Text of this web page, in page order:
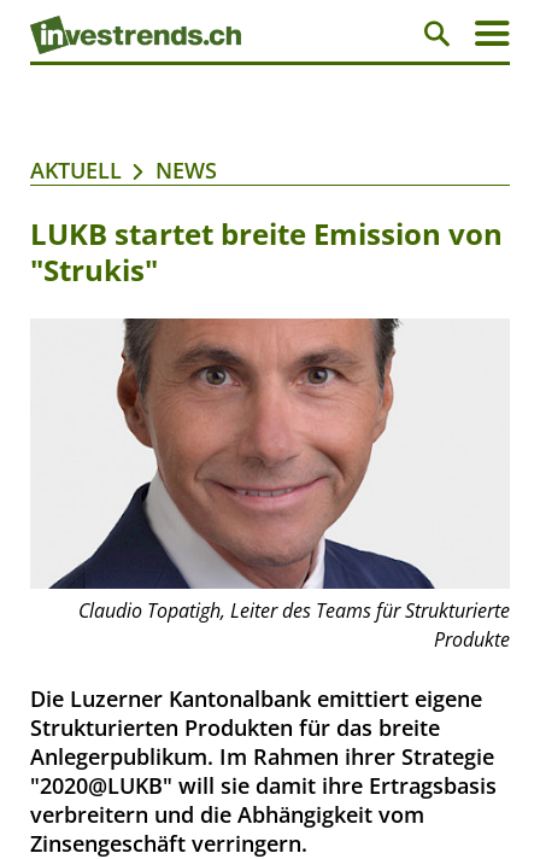
AKTUELL NEWS
LUKB startet breite Emission von
"Strukis"
Claudio Topatigh, Leiter des Teams für Strukturierte
Produkte
Die Luzerner Kantonalbank emittiert eigene
Strukturierten Produkten für das breite
Anlegerpublikum. Im Rahmen ihrer Strategie
"2020@LUKB" will sie damit ihre Ertragsbasis
verbreitern und die Abhängigkeit vom
Zinsengeschäft verringern.